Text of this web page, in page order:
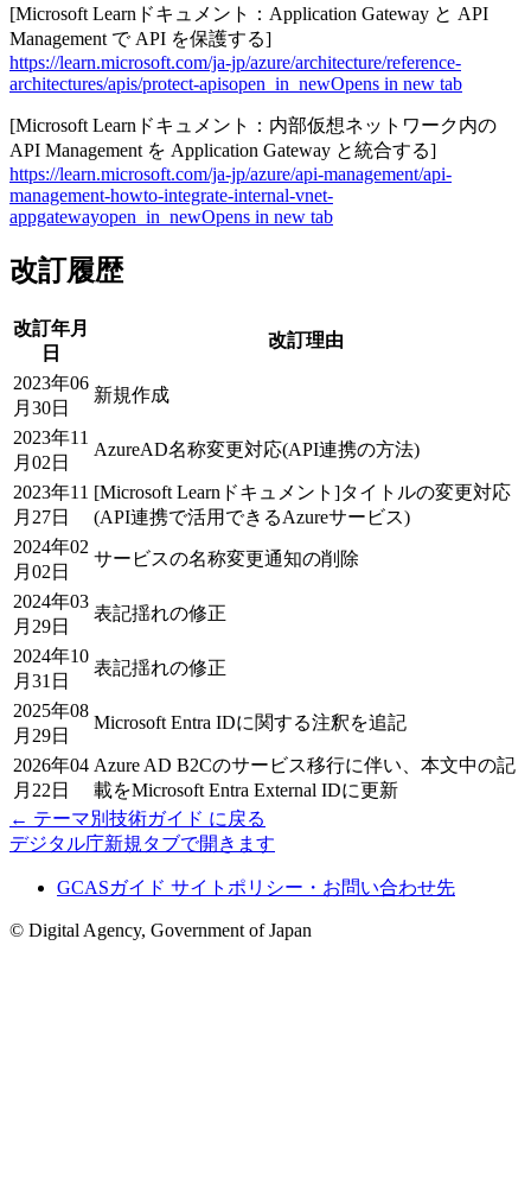
[Microsoft Learnドキュメント：Application Gateway と API
Management で API を保護する]
https://learn.microsoft.com/ja-jp/azure/architecture/reference-
architectures/apis/protect-apisopen_in_newOpens in new tab
[Microsoft Learnドキュメント：内部仮想ネットワーク内の
API Management を Application Gateway と統合する]
https://learn.microsoft.com/ja-jp/azure/api-management/api-
management-howto-integrate-internal-vnet-
appgatewayopen_in_newOpens in new tab
改訂履歴
改訂年月
日
改訂理由
2023年06
月30日
新規作成
2023年11
月02日
AzureAD名称変更対応(API連携の方法)
2023年11
月27日
[Microsoft Learnドキュメント]タイトルの変更対応
(API連携で活用できるAzureサービス)
2024年02
月02日
サービスの名称変更通知の削除
2024年03
月29日
表記揺れの修正
2024年10
月31日
表記揺れの修正
2025年08
月29日
Microsoft Entra IDに関する注釈を追記
2026年04
月22日
Azure AD B2Cのサービス移行に伴い、本文中の記
載をMicrosoft Entra External IDに更新
← テーマ別技術ガイド に戻る
デジタル庁新規タブで開きます
GCASガイド サイトポリシー・お問い合わせ先
© Digital Agency, Government of Japan